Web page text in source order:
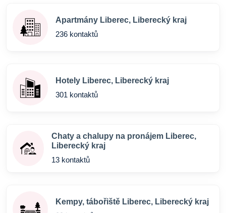
Apartmány Liberec, Liberecký kraj
236 kontaktů
Hotely Liberec, Liberecký kraj
301 kontaktů
Chaty a chalupy na pronájem Liberec,
Liberecký kraj
13 kontaktů
Kempy, tábořiště Liberec, Liberecký kraj